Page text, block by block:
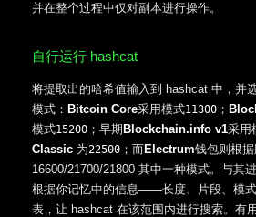
并在整个过程中仅对副本进行操作。
自行运行 hashcat
将提取出的哈希值输入到 hashcat 中，并
模式： Bitcoin Core采用模式11300 ；
模式15200 ；早期Blockchain.info v1采用
Classic 为22500 ；而Electrum钱包则根
16600/21700/21800 其中一种模式。与其
根据你记忆中的信息——长度、片段、模
表，让 hashcat 在该范围内进行搜索。有